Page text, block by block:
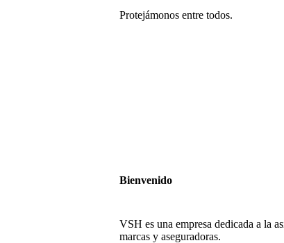
Protejámonos entre todos.
Bienvenido
VSH es una empresa dedicada a la
marcas y aseguradoras.